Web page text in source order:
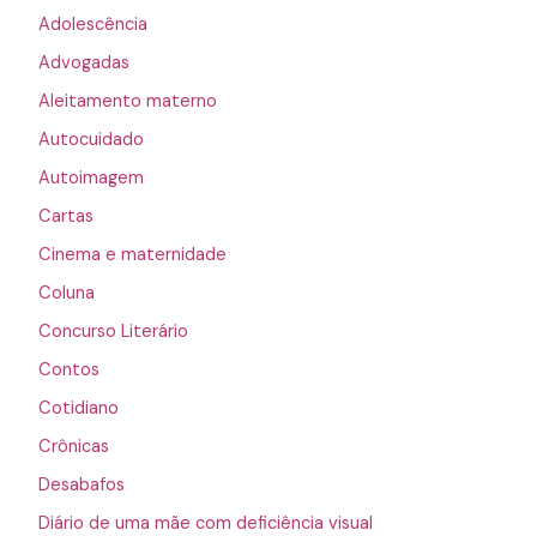
Adolescência
Advogadas
Aleitamento materno
Autocuidado
Autoimagem
Cartas
Cinema e maternidade
Coluna
Concurso Literário
Contos
Cotidiano
Crônicas
Desabafos
Diário de uma mãe com deficiência visual